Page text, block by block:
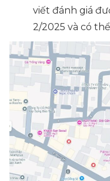
viết đánh giá
2/2025 và có